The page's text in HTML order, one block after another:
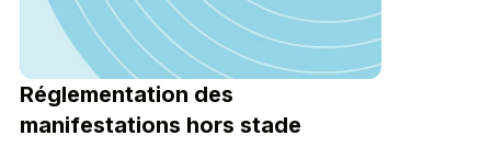
Réglementation des
manifestations hors stade